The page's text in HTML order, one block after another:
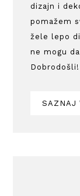
dizajn i
pomažem
žele lepo
ne mogu
Dobrodošli!
SAZNAJ